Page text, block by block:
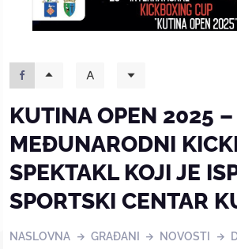
KUTINA OPEN 2025 –
MEĐUNARODNI
SPEKTAKL KOJI JE
SPORTSKI CENTAR
NASLOVNA GRAĐANI NOVOSTI